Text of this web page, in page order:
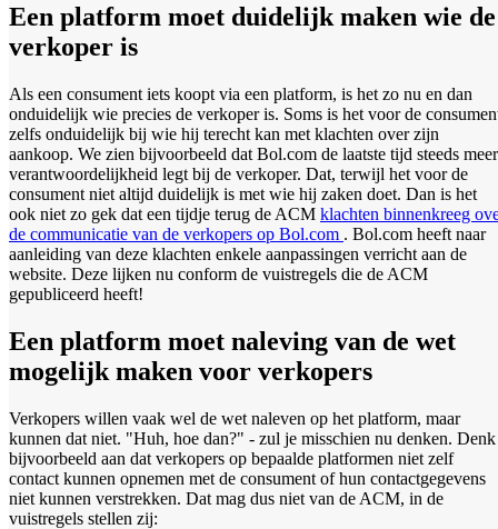
Een platform moet duidelijk maken wie de
verkoper is
Als een consument iets koopt via een platform, is het zo nu en dan
onduidelijk wie precies de verkoper is. Soms is het voor de
zelfs onduidelijk bij wie hij terecht kan met klachten over zijn
aankoop. We zien bijvoorbeeld dat Bol.com de laatste tijd steeds meer
verantwoordelijkheid legt bij de verkoper. Dat, terwijl het voor de
consument niet altijd duidelijk is met wie hij zaken doet. Dan is het
ook niet zo gek dat een tijdje terug de ACM klachten binnenkreeg
de communicatie van de verkopers op Bol.com . Bol.com heeft naar
aanleiding van deze klachten enkele aanpassingen verricht aan de
website. Deze lijken nu conform de vuistregels die de ACM
gepubliceerd heeft!
Een platform moet naleving van de wet
mogelijk maken voor verkopers
Verkopers willen vaak wel de wet naleven op het platform, maar
kunnen dat niet. "Huh, hoe dan?" - zul je misschien nu denken. Denk
bijvoorbeeld aan dat verkopers op bepaalde platformen niet zelf
contact kunnen opnemen met de consument of hun contactgegevens
niet kunnen verstrekken. Dat mag dus niet van de ACM, in de
vuistregels stellen zij: